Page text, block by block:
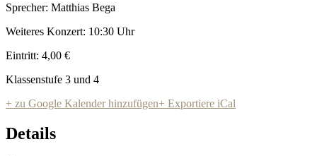
Sprecher: Matthias Bega
Weiteres Konzert: 10:30 Uhr
Eintritt: 4,00 €
Klassenstufe 3 und 4
+ zu Google Kalender hinzufügen+ Exportiere iCal
Details